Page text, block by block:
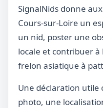
SignalNids donne
Cours-sur-Loire un
un nid, poster une
locale et contribuer
frelon asiatique à
Une déclaration
photo, une